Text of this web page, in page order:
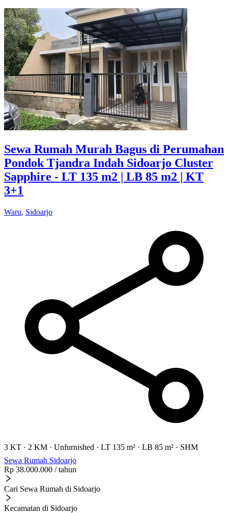
Sewa Rumah Murah Bagus di Perumahan
Pondok Tjandra Indah Sidoarjo Cluster
Sapphire - LT 135 m2 | LB 85 m2 | KT
3+1
Waru, Sidoarjo
3 KT · 2 KM · Unfurnished · LT 135 m² · LB 85 m² · SHM
Sewa Rumah Sidoarjo
Rp 38.000.000 / tahun
Cari Sewa Rumah di Sidoarjo
Kecamatan di Sidoarjo